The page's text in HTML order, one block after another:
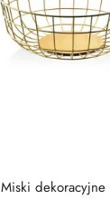
Miski dekoracyjne